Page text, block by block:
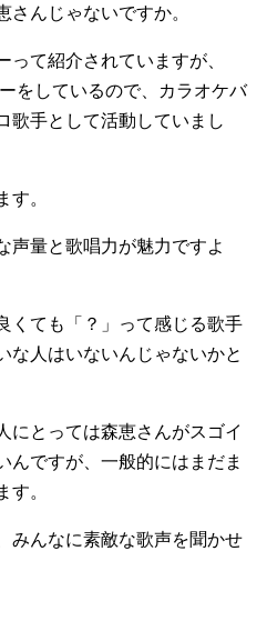
さんじゃないですか。
て紹介されていますが、
をしているので、カラオケバ
歌手として活動していまし
す。
声量と歌唱力が魅力ですよ
くても「？」って感じる歌手
な人はいないんじゃないかと
にとっては森恵さんがスゴイ
んですが、一般的にはまだま
す。
みんなに素敵な歌声を聞かせ